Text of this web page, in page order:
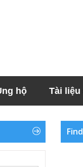
hộ Tài liệu